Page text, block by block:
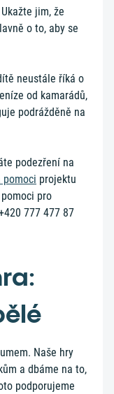
Ukažte jim, že
o to, aby se
neustále říká o
od kamarádů,
podrážděně na
podezření na
pomoci projektu
pro
777 477 87
Naše hry
a dbáme na to,
podporujeme